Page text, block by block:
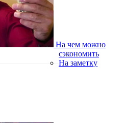
На чем можно
сэкономить
На заметку